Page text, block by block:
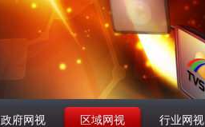
政府网视 区域网视 行业网视